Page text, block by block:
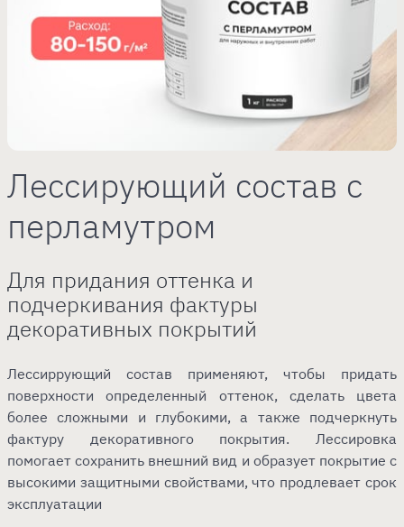
Лессирующий состав с
перламутром
Для придания оттенка и
подчеркивания фактуры
декоративных покрытий
Лессиррующий состав применяют, чтобы придать
поверхности определенный оттенок, сделать цвета
более сложными и глубокими, а также подчеркнуть
фактуру декоративного покрытия. Лессировка
помогает сохранить внешний вид и образует покрытие с
высокими защитными свойствами, что продлевает срок
эксплуатации